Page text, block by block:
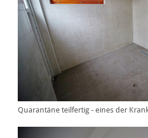
Quarantäne teilfertig - eines der